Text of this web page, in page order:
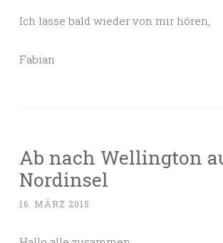
Ich lasse bald wieder von mir hören,
Fabian
Ab nach Wellington
Nordinsel
16. MÄRZ 2015